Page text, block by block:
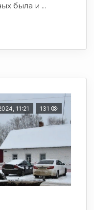
была и ...
11:21 131